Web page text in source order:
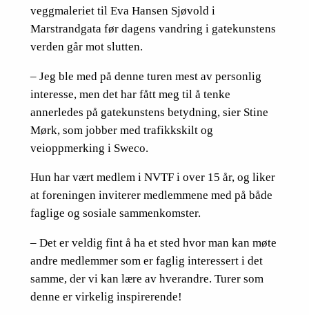
veggmaleriet til Eva Hansen Sjøvold i
Marstrandgata før dagens vandring i gatekunstens
verden går mot slutten.
– Jeg ble med på denne turen mest av personlig
interesse, men det har fått meg til å tenke
annerledes på gatekunstens betydning, sier Stine
Mørk, som jobber med trafikkskilt og
veioppmerking i Sweco.
Hun har vært medlem i NVTF i over 15 år, og liker
at foreningen inviterer medlemmene med på både
faglige og sosiale sammenkomster.
– Det er veldig fint å ha et sted hvor man kan møte
andre medlemmer som er faglig interessert i det
samme, der vi kan lære av hverandre. Turer som
denne er virkelig inspirerende!